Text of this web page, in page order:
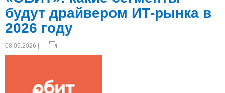
будут драйвером ИТ-рынка в
2026 году
08.05.2026 |